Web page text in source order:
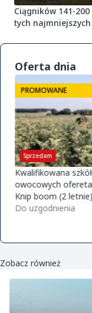
Ciągników 141-
tych najmniejszych
Oferta dnia
Sprzedam
PROMOWANE
Kwalifikowana
owocowych
Knip boom (2
golden m9 -
Do uzgodnienia
Zobacz również